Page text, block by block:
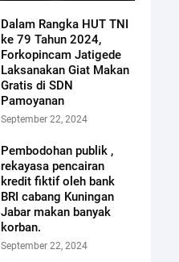
Dalam Rangka HUT TNI
ke 79 Tahun 2024,
Forkopincam Jatigede
Laksanakan Giat Makan
Gratis di SDN
Pamoyanan
September 22, 2024
Pembodohan publik ,
rekayasa pencairan
kredit fiktif oleh bank
BRI cabang Kuningan
Jabar makan banyak
korban.
September 22, 2024